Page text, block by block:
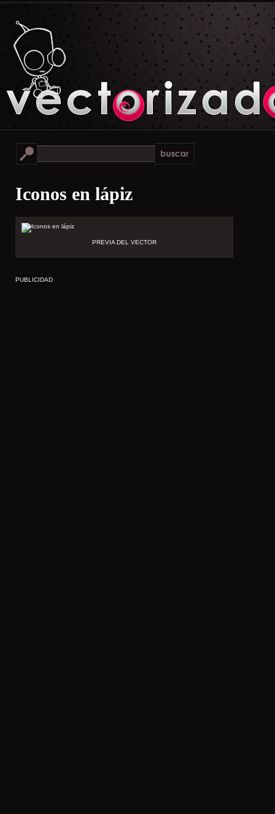
Iconos en lápiz
PREVIA DEL VECTOR
PUBLICIDAD